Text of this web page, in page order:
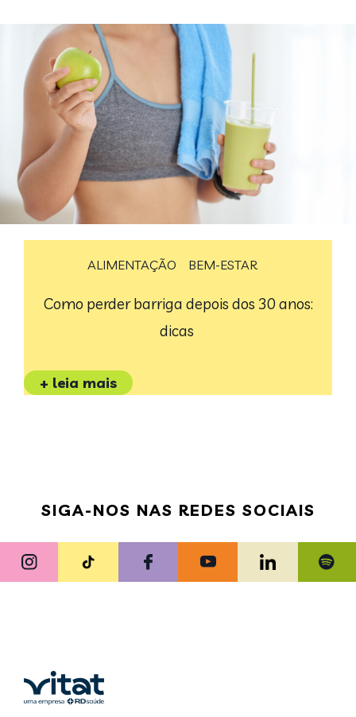
ALIMENTAÇÃO BEM-ESTAR
Como perder barriga depois dos 30 anos:
dicas
+ leia mais
SIGA-NOS NAS REDES SOCIAIS